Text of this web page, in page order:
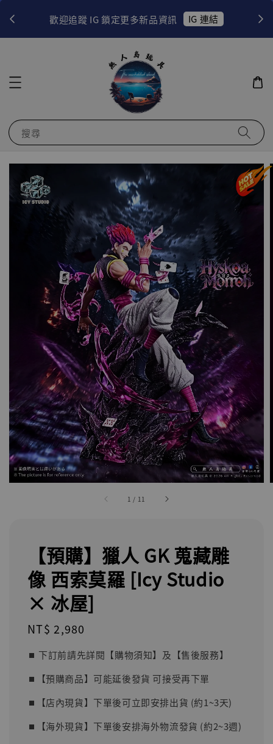
歡迎追蹤 IG 鎖定更多新品資訊 IG 連結
搜尋
1 / 11
【預購】獵人 GK 蒐藏雕
像 西索莫羅 [Icy Studio
× 冰屋]
Regular
NT$ 2,980
⏹︎ 下訂前請先詳閱【購物須知】及【售後服務】
⏹︎【預購商品】可能延後發貨 可接受再下單
⏹︎【店內現貨】下單後可立即安排出貨 (約1~3天)
⏹︎【海外現貨】下單後安排海外物流發貨 (約2~3週)